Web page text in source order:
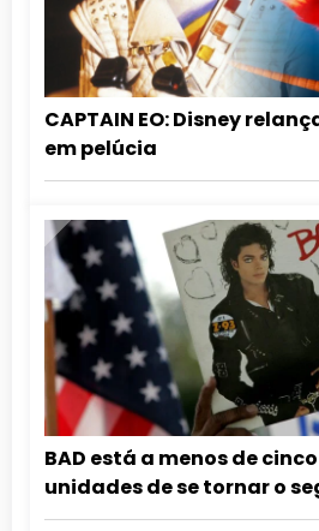
CAPTAIN EO: Disney
em pelúcia
BAD está a menos de
unidades de se tornar o
mais vendido da história